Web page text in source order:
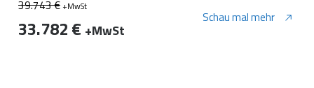
39.743 € +MwSt
33.782 € +MwSt
Schau mal mehr